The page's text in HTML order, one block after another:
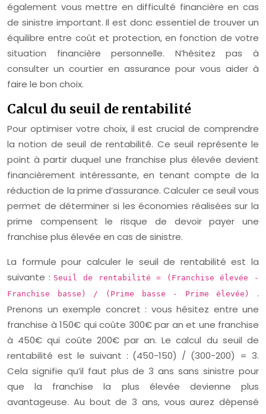
également vous mettre en difficulté financière en cas
de sinistre important. Il est donc essentiel de trouver un
équilibre entre coût et protection, en fonction de votre
situation financière personnelle. N’hésitez pas à
consulter un courtier en assurance pour vous aider à
faire le bon choix.
Calcul du seuil de rentabilité
Pour optimiser votre choix, il est crucial de comprendre
la notion de seuil de rentabilité. Ce seuil représente le
point à partir duquel une franchise plus élevée devient
financièrement intéressante, en tenant compte de la
réduction de la prime d’assurance. Calculer ce seuil vous
permet de déterminer si les économies réalisées sur la
prime compensent le risque de devoir payer une
franchise plus élevée en cas de sinistre.
La formule pour calculer le seuil de rentabilité est la
suivante : Seuil de rentabilité = (Franchise élevée -
Franchise basse) / (Prime basse - Prime élevée) .
Prenons un exemple concret : vous hésitez entre une
franchise à 150€ qui coûte 300€ par an et une franchise
à 450€ qui coûte 200€ par an. Le calcul du seuil de
rentabilité est le suivant : (450-150) / (300-200) = 3.
Cela signifie qu’il faut plus de 3 ans sans sinistre pour
que la franchise la plus élevée devienne plus
avantageuse. Au bout de 3 ans, vous aurez dépensé